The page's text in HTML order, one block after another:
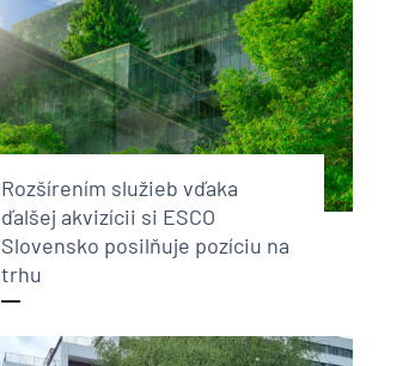
Rozšírením služieb vďaka
ďalšej akvizícii si ESCO
Slovensko posilňuje pozíciu na
trhu